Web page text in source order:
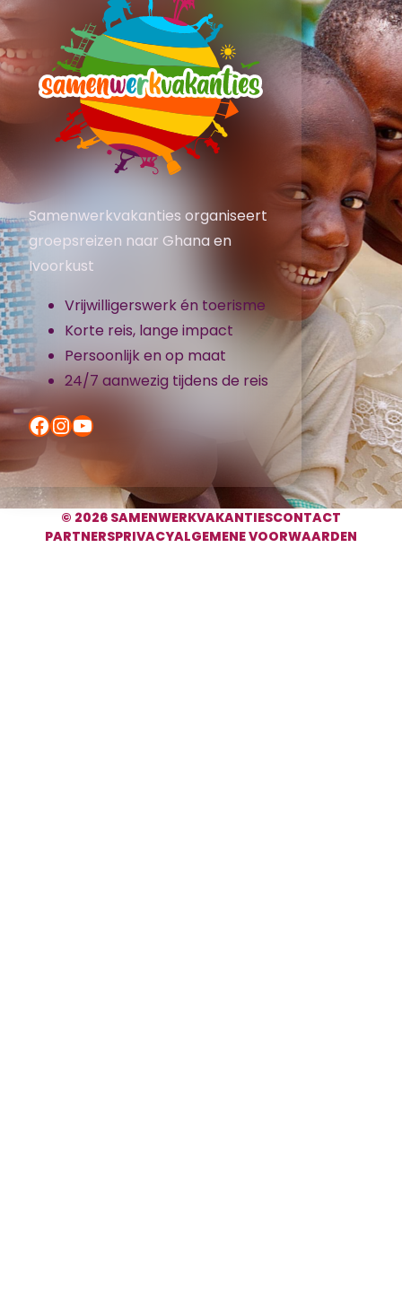
Samenwerkvakanties organiseert
groepsreizen naar Ghana en
Ivoorkust
Vrijwilligerswerk én toerisme
Korte reis, lange impact
Persoonlijk en op maat
24/7 aanwezig tijdens de reis
Facebook InstagramYouTube
© 2026 SAMENWERKVAKANTIESCONTACT
PARTNERSPRIVACYALGEMENE VOORWAARDEN